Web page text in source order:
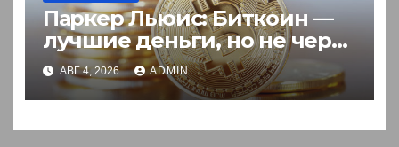
Паркер Льюис: Биткоин —
лучшие деньги, но не через
акции
АВГ 4, 2026 ADMIN